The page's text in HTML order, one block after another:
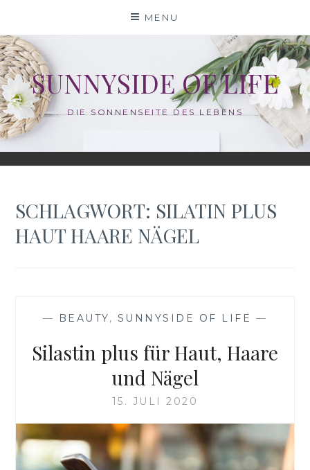
content
MENU
SUNNYSIDE OF LIFE
DIE SONNENSEITE DES LEBENS
SCHLAGWORT: SILATIN PLUS
HAUT HAARE NÄGEL
— BEAUTY, SUNNYSIDE OF LIFE —
Silastin plus für Haut, Haare
und Nägel
15. JULI 2020